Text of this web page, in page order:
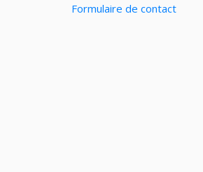
Formulaire de contact